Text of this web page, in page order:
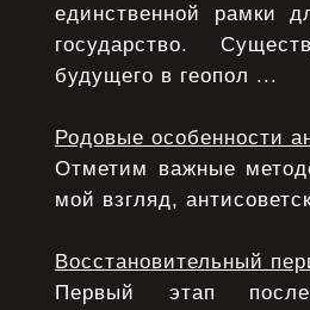
единственной рамки
государство.
будущего в геопол ...
Родовые особенности
Отметим важные
мой взгляд,
Восстановительный
Первый этап